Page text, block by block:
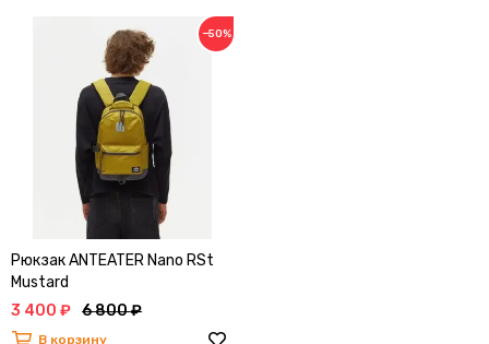
−50%
Рюкзак ANTEATER Nano RSt
Mustard
3 400 ₽ 6 800 ₽
В корзину